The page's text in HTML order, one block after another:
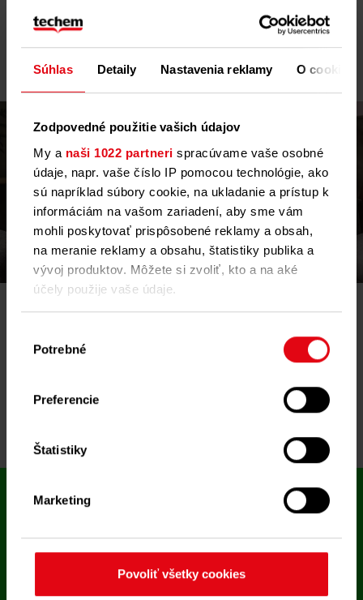
Súhlas Detaily Nastavenia reklamy O cookies
Zodpovedné použitie vašich údajov
My a naši 1022 partneri spracúvame vaše osobné
údaje, napr. vaše číslo IP pomocou technológie, ako
sú napríklad súbory cookie, na ukladanie a prístup k
informáciám na vašom zariadení, aby sme vám
mohli poskytovať prispôsobené reklamy a obsah,
na meranie reklamy a obsahu, štatistiky publika a
vývoj produktov. Môžete si zvoliť, kto a na aké
účely použije vaše údaje.
Zhromažďovať informácie o vašej
Identifikovať vaše zariadenie aktívnym
(odtlačky prstov).
nastaveniami
. Súhlas môžete kedykoľvek zmeniť
súhlasu
Potrebné
Preferencie
Štatistiky
Marketing
Povoliť všetky cookies
auf Wunsch auch noch die Betriebskostenabrechung, die
Erfassung des Kaltwasserverbrauchs und unseren
Unsere einfache Lösung für private Vermieter
gesetzliche Pflicht - auch für private Vermieter. Bei uns
bekommen Sie alles, was Sie für die rechtskonforme Abrechnung
digital.